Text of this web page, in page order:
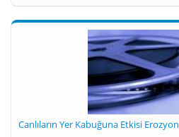
Canlıların Yer Kabuğuna Etkisi Erozyon